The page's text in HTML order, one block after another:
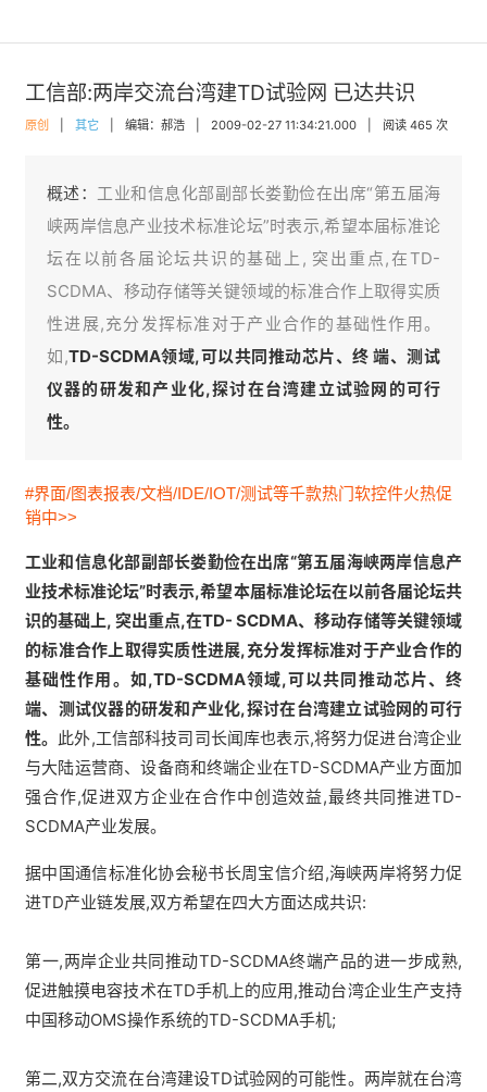
工信部:两岸交流台湾建TD试验网 已达共识
原创 其它 编辑：郝浩 2009-02-27 11:34:21.000 阅读 465 次
概述： 工业和信息化部副部长娄勤俭在出席“第五届海
峡两岸信息产业技术标准论坛”时表示,希望本届标准论
坛在以前各届论坛共识的基础上, 突出重点,在TD-
SCDMA、移动存储等关键领域的标准合作上取得实质
性进展,充分发挥标准对于产业合作的基础性作用。
如,TD-SCDMA领域,可以共同推动芯片、终 端、测试
仪器的研发和产业化,探讨在台湾建立试验网的可行
性。
#界面/图表报表/文档/IDE/IOT/测试等千款热门软控件火热促
销中>>
工业和信息化部副部长娄勤俭在出席“第五届海峡两岸信息产
业技术标准论坛”时表示,希望本届标准论坛在以前各届论坛共
识的基础上, 突出重点,在TD- SCDMA、移动存储等关键领域
的标准合作上取得实质性进展,充分发挥标准对于产业合作的
基础性作用。如,TD-SCDMA领域,可以共同推动芯片、终
端、测试仪器的研发和产业化,探讨在台湾建立试验网的可行
性。 此外,工信部科技司司长闻库也表示,将努力促进台湾企业
与大陆运营商、设备商和终端企业在TD-SCDMA产业方面加
强合作,促进双方企业在合作中创造效益,最终共同推进TD-
SCDMA产业发展。
据中国通信标准化协会秘书长周宝信介绍,海峡两岸将努力促
进TD产业链发展,双方希望在四大方面达成共识:
第一,两岸企业共同推动TD-SCDMA终端产品的进一步成熟,
促进触摸电容技术在TD手机上的应用,推动台湾企业生产支持
中国移动OMS操作系统的TD-SCDMA手机;
第二,双方交流在台湾建设TD试验网的可能性。两岸就在台湾